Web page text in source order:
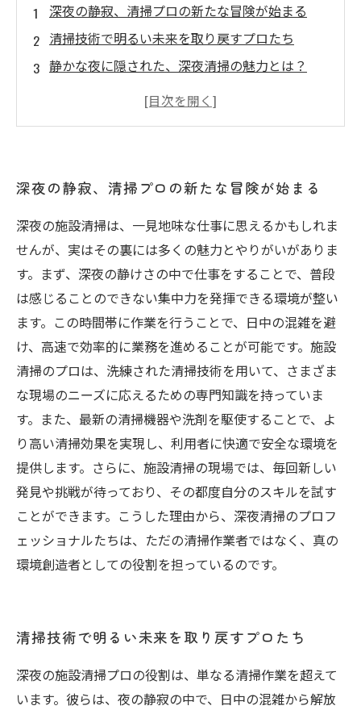
深夜の静寂、清掃プロの新たな冒険が始まる
清掃技術で明るい未来を取り戻すプロたち
静かな夜に隠された、深夜清掃の魅力とは？
昼間の混雑を避けて、効率を追求する深夜の仕
プロとしてのこだわりと深夜清掃の成功の秘訣
深夜の施設清掃、プロフェッショナルにしかわ
からない世界
深夜の静寂、清掃プロの新たな冒険が始まる
深夜の施設清掃は、一見地味な仕事に思えるかもしれま
せんが、実はその裏には多くの魅力とやりがいがありま
す。まず、深夜の静けさの中で仕事をすることで、普段
は感じることのできない集中力を発揮できる環境が整い
ます。この時間帯に作業を行うことで、日中の混雑を避
け、高速で効率的に業務を進めることが可能です。施設
清掃のプロは、洗練された清掃技術を用いて、さまざま
な現場のニーズに応えるための専門知識を持っていま
す。また、最新の清掃機器や洗剤を駆使することで、よ
り高い清掃効果を実現し、利用者に快適で安全な環境を
提供します。さらに、施設清掃の現場では、毎回新しい
発見や挑戦が待っており、その都度自分のスキルを試す
ことができます。こうした理由から、深夜清掃のプロフ
ェッショナルたちは、ただの清掃作業者ではなく、真の
環境創造者としての役割を担っているのです。
清掃技術で明るい未来を取り戻すプロたち
深夜の施設清掃プロの役割は、単なる清掃作業を超えて
います。彼らは、夜の静寂の中で、日中の混雑から解放